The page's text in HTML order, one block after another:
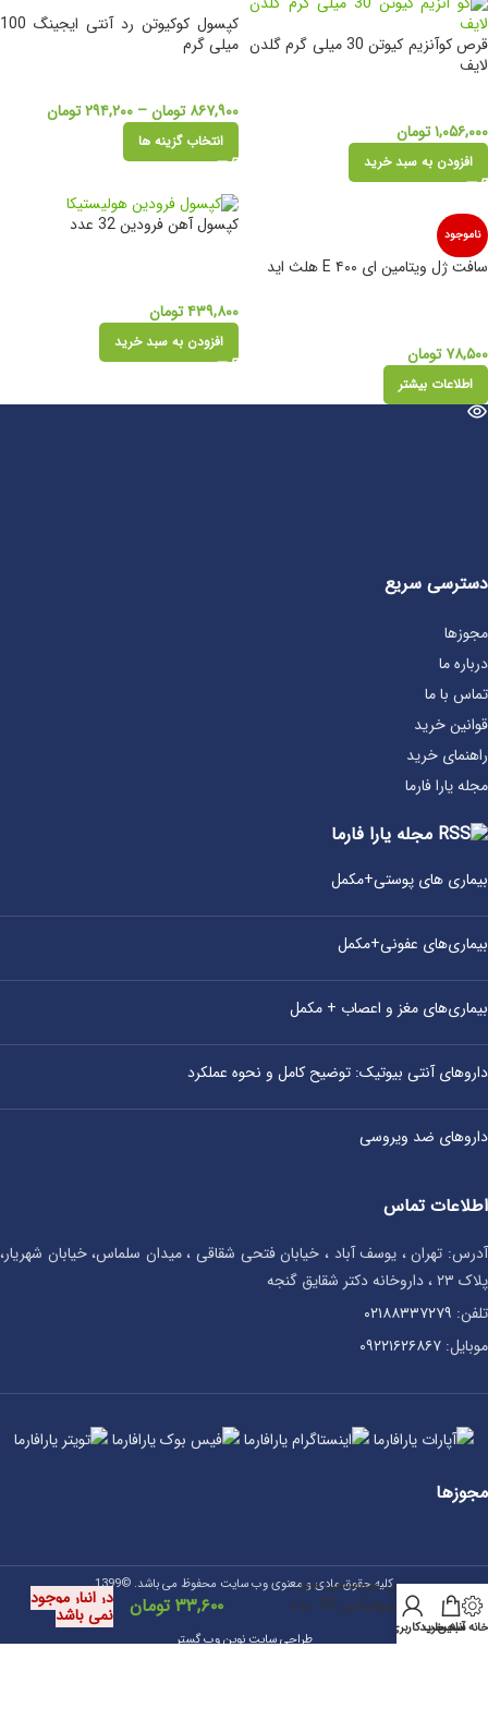
قرص کوآنزیم کیوتن 30 میلی گرم گلدن
لایف
۱,۰۵۶,۰۰۰تومان
افزودن به سبد خرید
کپسول کوکیوتن رد آنتی ایجینگ 100
میلی گرم
۸۶۷,۹۰۰ تومان– ۲۹۴,۲۰۰تومان
انتخاب گزینه ها
ناموجود
سافت ژل ویتامین ای ۴۰۰ E هلث اید
۷۸,۵۰۰ تومان
اطلاعات بیشتر
کپسول آهن فرودین 32 عدد
۴۳۹,۸۰۰تومان
افزودن به سبد خرید
دسترسی سریع
مجوزها
درباره ما
تماس با ما
قوانین خرید
راهنمای خرید
مجله یارا فارما
مجله یارا فارما
بیماری‌ های پوستی+مکمل
بیماری‌های عفونی+مکمل
بیماری‌های مغز و اعصاب + مکمل
داروهای آنتی‌ بیوتیک: توضیح کامل و نحوه عملکرد
داروهای ضد ویروسی
اطلاعات تماس
آدرس: تهران ، یوسف آباد ، خیابان فتحی شقاقی ، میدان سلماس، خیابان شهریار،
پلاک ۲۳ ، داروخانه دکتر شقایق گنجه
تلفن: ۰۲۱۸۸۳۳۷۲۷۹
موبایل: ۰۹۲۲۱۶۲۶۸۶۷
مجوزها
کلیه حقوق مادی و معنوی وب سایت محفوظ می باشد. ©1399
طراحی سایت نوین وب گستر
آنلاین
سبد خرید
حساب کاربری من
قرص ایزومکس مایر
ویتابیوتیکس 30 عدد
۳۳,۶۰۰ تومان در انبار موجود
نمی باشد